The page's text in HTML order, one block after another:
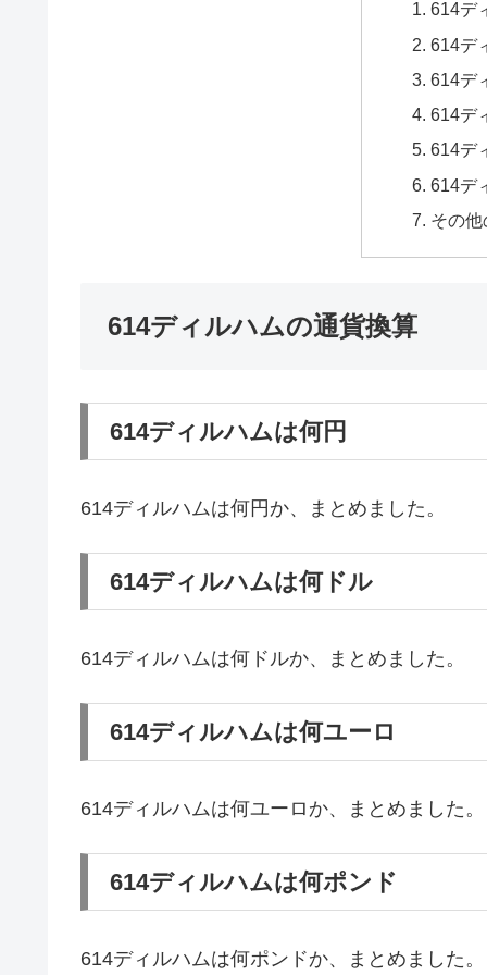
614デ
614デ
614デ
614デ
614デ
614デ
その
614ディルハムの通貨換算
614ディルハムは何円
614ディルハムは何円か、まとめました。
614ディルハムは何ドル
614ディルハムは何ドルか、まとめました。
614ディルハムは何ユーロ
614ディルハムは何ユーロか、まとめました。
614ディルハムは何ポンド
614ディルハムは何ポンドか、まとめました。